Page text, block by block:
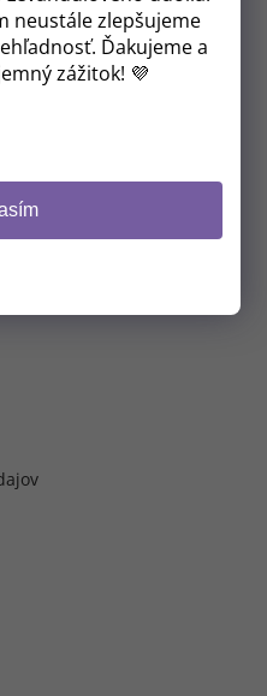
neustále zlepšujeme
Ďakujeme a
zážitok! 💜